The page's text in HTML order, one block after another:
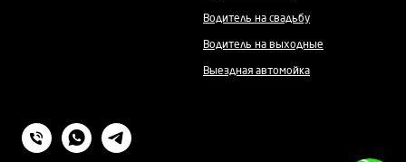
Водитель на свадьбу
Водитель на выходные
Выездная автомойка